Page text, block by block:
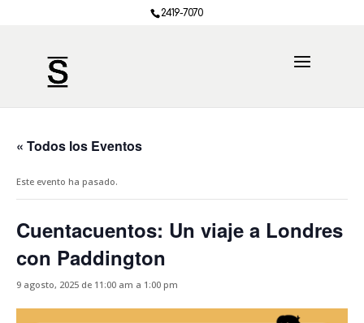
2419-7070
« Todos los Eventos
Este evento ha pasado.
Cuentacuentos: Un viaje a Londres
con Paddington
9 agosto, 2025 de 11:00 am a 1:00 pm